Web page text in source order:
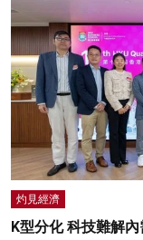
灼見經濟
K型分化 科技難解